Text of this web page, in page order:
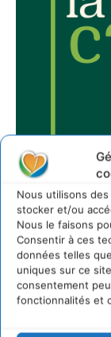
Nous utilisons
stocker et/ou
Nous le faisons
Consentir à ces
données telles
uniques sur ce
consentement
fonctionnalités et
Comment le
hydrique et